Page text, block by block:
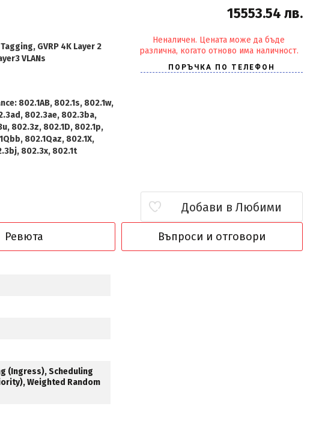
Tagging, GVRP 4K Layer 2
VLANs
802.1AB, 802.1s, 802.1w,
802.3ae, 802.3ba,
802.3z, 802.1D, 802.1p,
802.1Qaz, 802.1X,
802.3x, 802.1t
15553.54 лв.
Неналичен. Цената може да бъде
различна, когато отново има наличност.
Добави в Любими
Ревюта Въпроси и отговори
(Ingress), Scheduling
Weighted Random